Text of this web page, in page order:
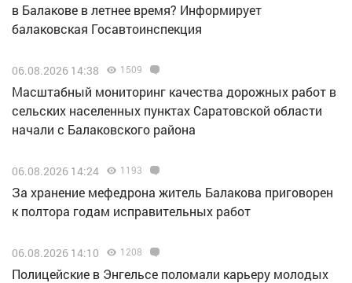
в Балакове в летнее время? Информирует
балаковская Госавтоинспекция
06.08.2026 14:38 1509
Масштабный мониторинг качества дорожных работ в
сельских населенных пунктах Саратовской области
начали с Балаковского района
06.08.2026 14:24 1193
За хранение мефедрона житель Балакова приговорен
к полтора годам исправительных работ
06.08.2026 14:10 1208
Полицейские в Энгельсе поломали карьеру молодых